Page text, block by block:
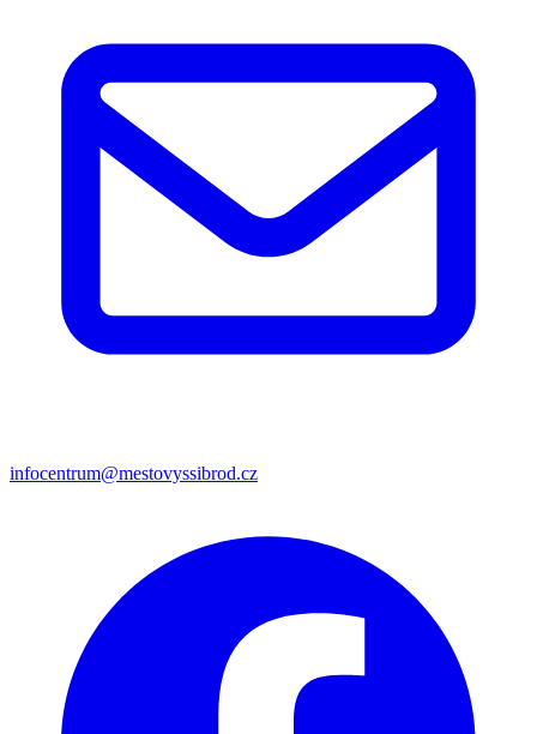
infocentrum@mestovyssibrod.cz